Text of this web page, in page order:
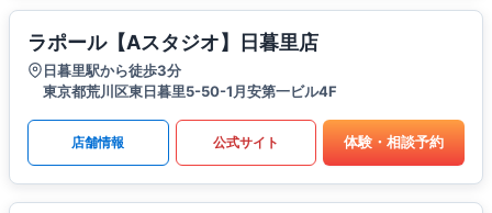
ラポール【Aスタジオ】日暮里店
日暮里駅から徒歩3分
東京都荒川区東日暮里5-50-1月安第一ビル4F
店舗情報 公式サイト 体験・相談予約